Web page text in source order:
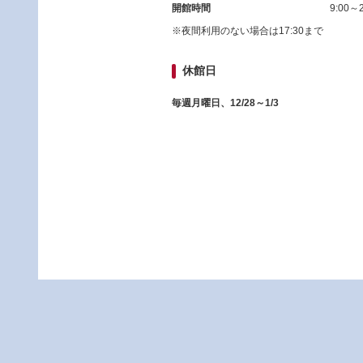
開館時間
9:00～
※夜間利用のない場合は17:30まで
休館日
毎週月曜日、12/28～1/3